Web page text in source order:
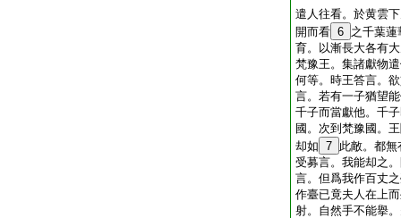
遣人往看。於黄雲
開而看 6 之千葉
育。以漸長大各有
梵豫王。集諸獻物
何等。時王答言。
言。若有一子猶望
千子而當獻他。千
國。次到梵豫國。
却如 7 此敵。都
受募言。我能却之
言。但爲我作百丈
作臺已竟夫人在上
射。自然手不能擧